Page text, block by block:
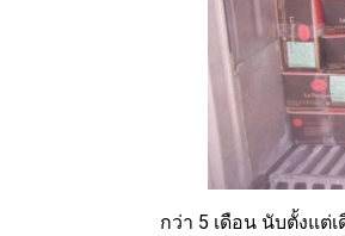
กว่า 5 เดือน นับตั้งแต่